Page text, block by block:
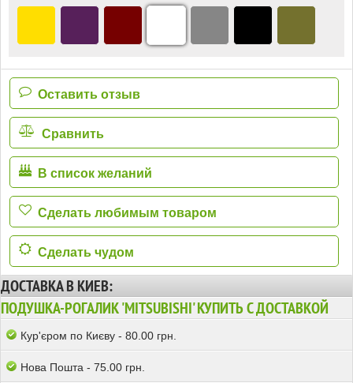
Оставить отзыв
Сравнить
В список желаний
Сделать любимым товаром
Сделать чудом
ДОСТАВКА В КИЕВ:
ПОДУШКА-РОГАЛИК 'MITSUBISHI' КУПИТЬ С ДОСТАВКОЙ
Кур'єром по Києву - 80.00 грн.
Нова Пошта - 75.00 грн.